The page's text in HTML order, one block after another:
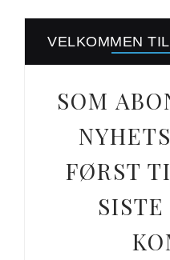
VELKOMMEN
SOM
FØRST